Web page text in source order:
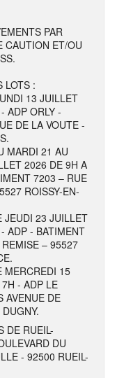
PAR
CAUTION ET/OU
LOTS :
13 JUILLET
ADP ORLY -
DE LA VOUTE -
MARDI 21 AU
2026 DE 9H A
7203 – RUE
ROISSY-EN-
JEUDI 23 JUILLET
ADP - BATIMENT
– 95527
MERCREDI 15
- ADP LE
AVENUE DE
DE RUEIL-
DU
- 92500 RUEIL-